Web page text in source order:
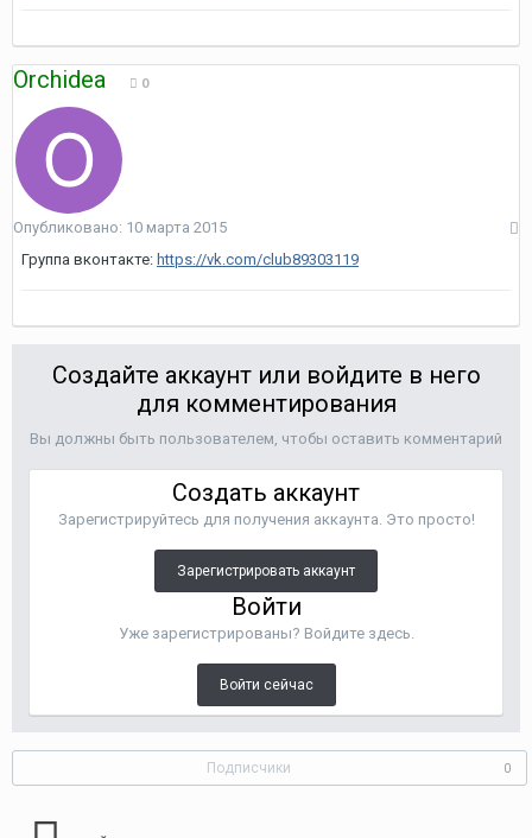
Orchidea 0
Опубликовано: 10 марта 2015
Группа вконтакте: https://vk.com/club89303119
Создайте аккаунт или войдите в него
для комментирования
Вы должны быть пользователем, чтобы оставить комментарий
Создать аккаунт
Зарегистрируйтесь для получения аккаунта. Это просто!
Зарегистрировать аккаунт
Войти
Уже зарегистрированы? Войдите здесь.
Войти сейчас
Подписчики 0